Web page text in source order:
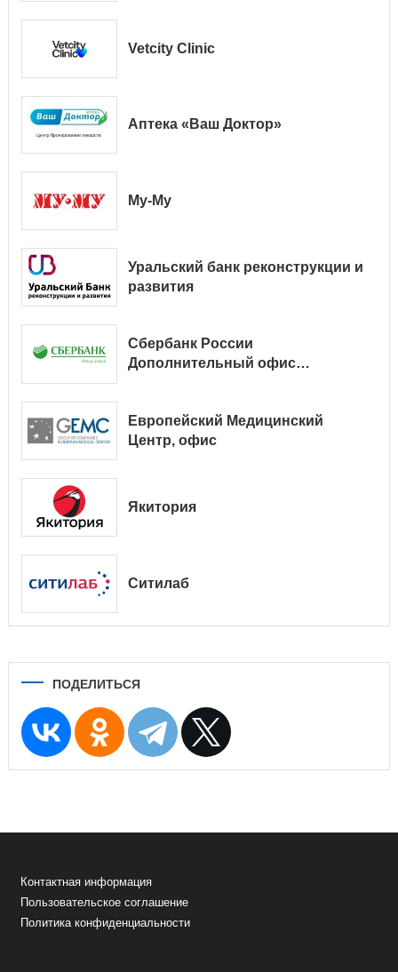
Vetcity Clinic
Аптека «Ваш Доктор»
Му-Му
Уральский банк реконструкции и
развития
Сбербанк России
Дополнительный офис
Европейский Медицинский
Центр, офис
Якитория
Ситилаб
ПОДЕЛИТЬСЯ
Контактная информация
Пользовательское соглашение
Политика конфиденциальности